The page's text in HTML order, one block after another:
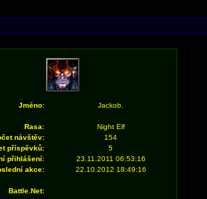
Jméno: Jackob.
Rasa:
Night Elf
návštěv:
154
příspěvků:
5
přihlášení:
23.11.2011 06:53:16
akce:
22.10.2012 18:49:16
Battle.Net: